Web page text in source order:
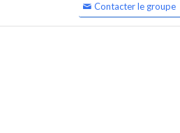
Contacter le groupe